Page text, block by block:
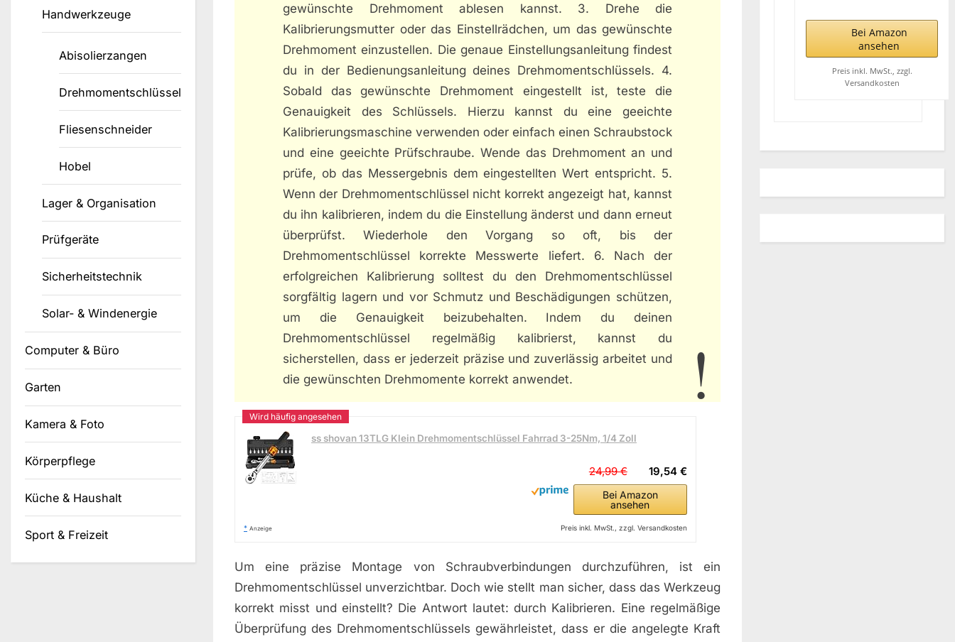
gewünschte Drehmoment ablesen kannst. 3. Drehe die
Kalibrierungsmutter oder das Einstellrädchen, um das gewünschte
Drehmoment einzustellen. Die genaue Einstellungsanleitung findest
du in der Bedienungsanleitung deines Drehmomentschlüssels. 4.
Sobald das gewünschte Drehmoment eingestellt ist, teste die
Genauigkeit des Schlüssels. Hierzu kannst du eine geeichte
Kalibrierungsmaschine verwenden oder einfach einen Schraubstock
und eine geeichte Prüfschraube. Wende das Drehmoment an und
prüfe, ob das Messergebnis dem eingestellten Wert entspricht. 5.
Wenn der Drehmomentschlüssel nicht korrekt angezeigt hat, kannst
du ihn kalibrieren, indem du die Einstellung änderst und dann erneut
überprüfst. Wiederhole den Vorgang so oft, bis der
Drehmomentschlüssel korrekte Messwerte liefert. 6. Nach der
erfolgreichen Kalibrierung solltest du den Drehmomentschlüssel
sorgfältig lagern und vor Schmutz und Beschädigungen schützen,
um die Genauigkeit beizubehalten. Indem du deinen
Drehmomentschlüssel regelmäßig kalibrierst, kannst du
sicherstellen, dass er jederzeit präzise und zuverlässig arbeitet und
die gewünschten Drehmomente korrekt anwendet.
ss shovan 13TLG Klein Drehmomentschlüssel Fahrrad 3-25Nm, 1/4 Zoll
19,54 €
24,99 €
Bei Amazon
ansehen
* Anzeige Preis inkl. MwSt., zzgl. Versandkosten
Um eine präzise Montage von Schraubverbindungen durchzuführen, ist ein
Drehmomentschlüssel unverzichtbar. Doch wie stellt man sicher, dass das Werkzeug
korrekt misst und einstellt? Die Antwort lautet: durch Kalibrieren. Eine regelmäßige
Überprüfung des Drehmomentschlüssels gewährleistet, dass er die angelegte Kraft
Handwerkzeuge
Abisolierzangen
Drehmomentschlüssel
Fliesenschneider
Hobel
Lager & Organisation
Prüfgeräte
Sicherheitstechnik
Solar- & Windenergie
Computer & Büro
Garten
Kamera & Foto
Körperpflege
Küche & Haushalt
Sport & Freizeit
210 Nm, Antrieb 1/2
Zoll Vierkant, inkl.
Verlängerung und
Stecknüsse 17 mm und
19 mm
Bei Amazon
ansehen
Preis inkl. MwSt., zzgl.
Versandkosten